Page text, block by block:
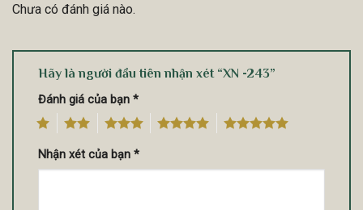
Chưa có đánh giá nào.
Hãy là người đầu tiên nhận xét “XN -243”
Đánh giá của bạn *
4 5
Nhận xét của bạn *